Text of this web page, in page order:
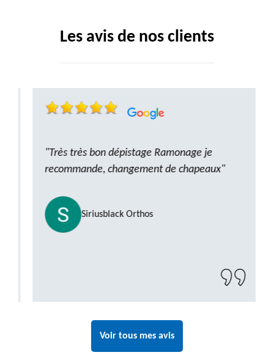
Les avis de nos clients
"Très très bon dépistage Ramonage je
recommande, changement de chapeaux"
Siriusblack Orthos
Voir tous mes avis